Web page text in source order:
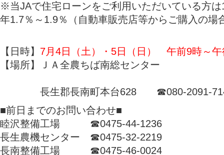
※当JAで住宅ローンをご利用いただいている方は
年1.7％～1.9％（自動車販売店等からご購入の場
【日時】 7月4日（土）・5日（日） 午前9時～午
【場所】ＪＡ全農ちば南総センター
長生郡長南町本台628 ☎080-2091-7147
■前日までのお問い合わせ■
睦沢整備工場 ☎0475-44-1236
長生農機センター ☎0475-32-2219
長南整備工場 ☎0475-46-0024